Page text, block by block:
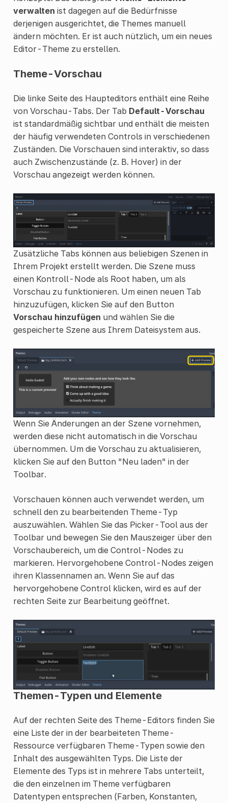
verwalten ist dagegen auf die Bedürfnisse
derjenigen ausgerichtet, die Themes manuell
ändern möchten. Er ist auch nützlich, um ein neues
Editor-Theme zu erstellen.
Theme-Vorschau
Die linke Seite des Haupteditors enthält eine Reihe
von Vorschau-Tabs. Der Tab Default-Vorschau
ist standardmäßig sichtbar und enthält die meisten
der häufig verwendeten Controls in verschiedenen
Zuständen. Die Vorschauen sind interaktiv, so dass
auch Zwischenzustände (z. B. Hover) in der
Vorschau angezeigt werden können.
Zusätzliche Tabs können aus beliebigen Szenen in
Ihrem Projekt erstellt werden. Die Szene muss
einen Kontroll-Node als Root haben, um als
Vorschau zu funktionieren. Um einen neuen Tab
hinzuzufügen, klicken Sie auf den Button
Vorschau hinzufügen und wählen Sie die
gespeicherte Szene aus Ihrem Dateisystem aus.
Wenn Sie Änderungen an der Szene vornehmen,
werden diese nicht automatisch in die Vorschau
übernommen. Um die Vorschau zu aktualisieren,
klicken Sie auf den Button "Neu laden" in der
Toolbar.
Vorschauen können auch verwendet werden, um
schnell den zu bearbeitenden Theme-Typ
auszuwählen. Wählen Sie das Picker-Tool aus der
Toolbar und bewegen Sie den Mauszeiger über den
Vorschaubereich, um die Control-Nodes zu
markieren. Hervorgehobene Control-Nodes zeigen
ihren Klassennamen an. Wenn Sie auf das
hervorgehobene Control klicken, wird es auf der
rechten Seite zur Bearbeitung geöffnet.
Themen-Typen und Elemente
Auf der rechten Seite des Theme-Editors finden Sie
eine Liste der in der bearbeiteten Theme-
Ressource verfügbaren Theme-Typen sowie den
Inhalt des ausgewählten Typs. Die Liste der
Elemente des Typs ist in mehrere Tabs unterteilt,
die den einzelnen im Theme verfügbaren
Datentypen entsprechen (Farben, Konstanten,